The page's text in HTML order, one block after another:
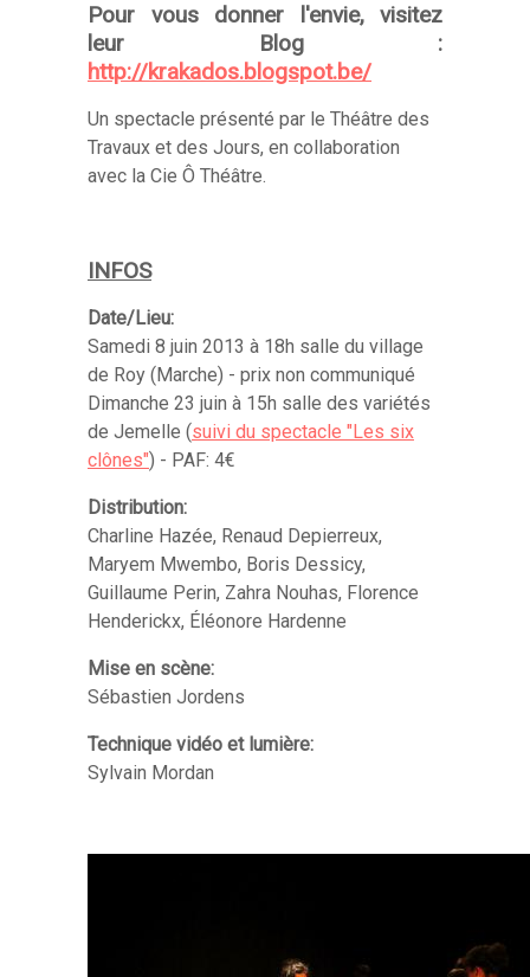
Pour vous donner l'envie, visitez
leur Blog :
http://krakados.blogspot.be/
Un spectacle présenté par le Théâtre des
Travaux et des Jours, en collaboration
avec la Cie Ô Théâtre.
INFOS
Date/Lieu:
Samedi 8 juin 2013 à 18h salle du village
de Roy (Marche) - prix non communiqué
Dimanche 23 juin à 15h salle des variétés
de Jemelle (suivi du spectacle "Les six
clônes") - PAF: 4€
Distribution:
Charline Hazée, Renaud Depierreux,
Maryem Mwembo, Boris Dessicy,
Guillaume Perin, Zahra Nouhas, Florence
Henderickx, Éléonore Hardenne
Mise en scène:
Sébastien Jordens
Technique vidéo et lumière:
Sylvain Mordan